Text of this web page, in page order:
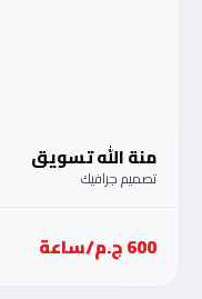
منة الله تسويق
تصميم جرافيك
600 ج.م/ساعة